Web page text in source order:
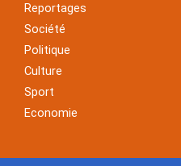
o
k
Reportages
Société
Politique
Culture
Sport
Economie